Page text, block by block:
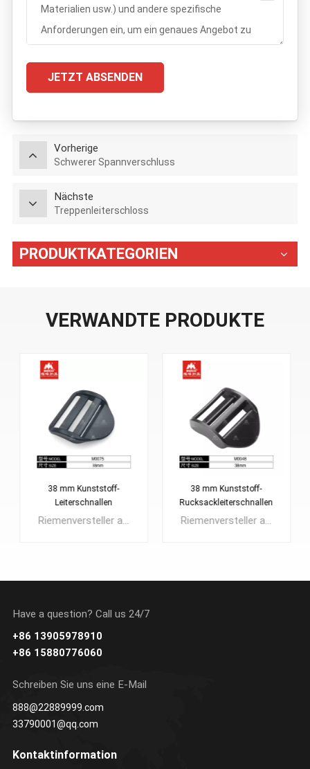
JETZT ABSENDEN
Vorherige
Schwerer Spannverschluss
Nächste
Treppenleiterschloss
PRODUKTKATEGORIEN
VERWANDTE PRODUKTE
38 mm Kunststoff-
Leiterschnallen
ERFAHREN SIE
38 mm Kunststoff-
Rucksackleiterschnallen
Have a question? Call us 24/7
+86 13905978910
+86 15880776060
Schreiben Sie uns eine E-Mail
888@22889999.com
33790001@qq.com
Kontaktinformation